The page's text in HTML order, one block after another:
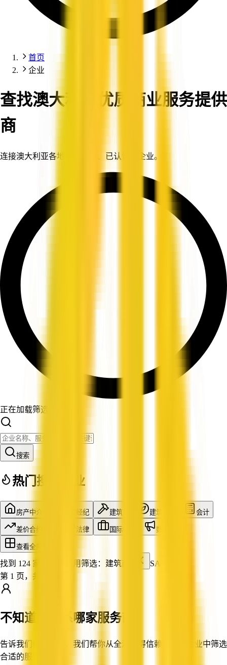
首页
企业
查找澳大利亚优质商业服务提供
商
连接澳大利亚各地值得信赖、已认证的企业。
正在加载筛选条件
搜索
热门搜索行业
房产中介 贷款经纪 建筑商 建筑设计 会计
差价合约交易 法律 国际物流 数字营销
查看全部行业
找到 124 家企业 已应用筛选： 建筑商
SA
第 1 页，共 11 页
不知道该联系哪家服务商？
告诉我们你的需求，我们帮你从全澳值得信赖的认证企业中筛选
合适的服务商。